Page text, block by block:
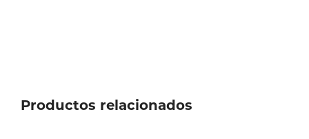
Productos relacionados